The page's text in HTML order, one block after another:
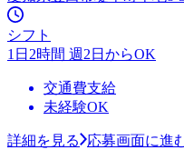
シフト
1日2時間 週2日からOK
交通費支給
未経験OK
詳細を見る
応募画面に進